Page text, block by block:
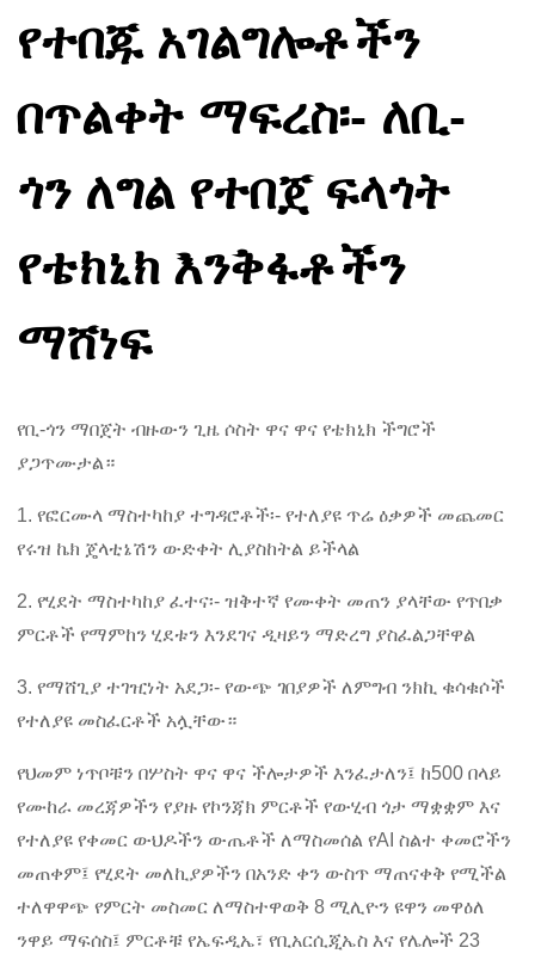
የተበጁ አገልግሎቶችን
በጥልቀት ማፍረስ፡- ለቢ-
ጎን ለግል የተበጀ ፍላጎት
የቴክኒክ እንቅፋቶችን
ማሸነፍ
የቢ-ጎን ማበጀት ብዙውን ጊዜ ሶስት ዋና ዋና የቴክኒክ ችግሮች
ያጋጥሙታል።
1. የፎርሙላ ማስተካከያ ተግዳሮቶች፡- የተለያዩ ጥሬ ዕቃዎች መጨመር
የሩዝ ኬክ ጄላቲኔሽን ውድቀት ሊያስከትል ይችላል
2. የሂደት ማስተካከያ ፈተና፡- ዝቅተኛ የሙቀት መጠን ያላቸው የጥበቃ
ምርቶች የማምከን ሂደቱን እንደገና ዲዛይን ማድረግ ያስፈልጋቸዋል
3. የማሸጊያ ተገዢነት አደጋ፡- የውጭ ገበያዎች ለምግብ ንክኪ ቁሳቁሶች
የተለያዩ መስፈርቶች አሏቸው።
የህመም ነጥቦቹን በሦስት ዋና ዋና ችሎታዎች እንፈታለን፤ ከ500 በላይ
የሙከራ መረጃዎችን የያዙ የኮንጃክ ምርቶች የውሂብ ጎታ ማቋቋም እና
የተለያዩ የቀመር ውህዶችን ውጤቶች ለማስመሰል የAI ስልተ ቀመሮችን
መጠቀም፤ የሂደት መለኪያዎችን በአንድ ቀን ውስጥ ማጠናቀቅ የሚችል
ተለዋዋጭ የምርት መስመር ለማስተዋወቅ 8 ሚሊዮን ዩዋን መዋዕለ
ንዋይ ማፍሰስ፤ ምርቶቹ የኤፍዲኤ፣ የቢአርሲጂኤስ እና የሌሎች 23